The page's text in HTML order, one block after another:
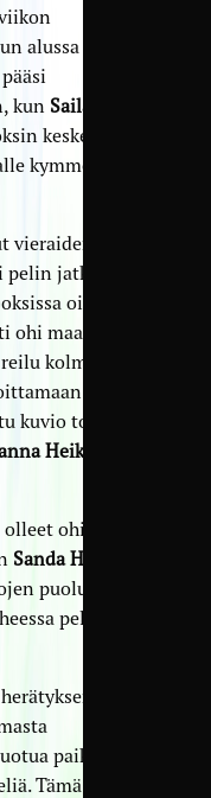
alussa
kun Saila
keskelle ja
kymmenen
vieraiden
jatkuttua
oikealla.
maalin. Peliä
kolme
ottelun
kuvio toistui,
Heikkisen
ohi, vaan
Sanda Haltian
puolustuksen
pelattu
ja
paikkoja
Tämä